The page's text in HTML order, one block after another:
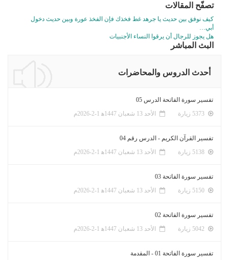
تصفّح المقالات
كيف نوفق بين حديث يا جرهد غط فخذك فإن الفخذ عورة وبين حديث دخول
أبي…
هل يجوز للرجال أن يرقوا النساء الأجنبيات
البث المباشر
أحدث الدروس والمحاضرات
تفسير سورة الفاتحة الدرس 05
الأحد 13 شعبان 1447ﻫ 1-2-2026م
تفسير القرآن الكريم - الدرس رقم 04
الأحد 13 شعبان 1447ﻫ 1-2-2026م
تفسير سورة الفاتحة 03
الأحد 13 شعبان 1447ﻫ 1-2-2026م
تفسير سورة الفاتحة 02
الأحد 13 شعبان 1447ﻫ 1-2-2026م
تفسير سورة الفاتحة 01 - المقدمة